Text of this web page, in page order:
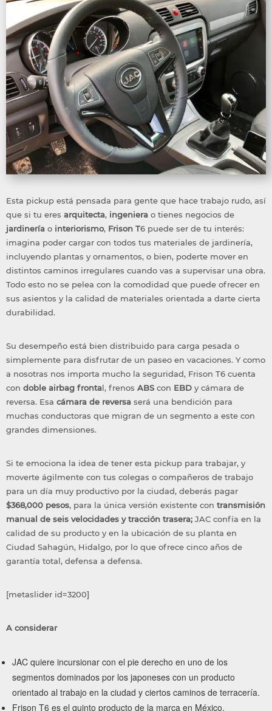
Esta pickup está pensada para gente que hace trabajo rudo, así
que si tu eres arquitecta, ingeniera o tienes negocios de
jardinería o interiorismo, Frison T6 puede ser de tu interés:
imagina poder cargar con todos tus materiales de jardinería,
incluyendo plantas y ornamentos, o bien, poderte mover en
distintos caminos irregulares cuando vas a supervisar una obra.
Todo esto no se pelea con la comodidad que puede ofrecer en
sus asientos y la calidad de materiales orientada a darte cierta
durabilidad.
Su desempeño está bien distribuido para carga pesada o
simplemente para disfrutar de un paseo en vacaciones. Y como
a nosotras nos importa mucho la seguridad, Frison T6 cuenta
con doble airbag frontal, frenos ABS con EBD y cámara de
reversa. Esa cámara de reversa será una bendición para
muchas conductoras que migran de un segmento a este con
grandes dimensiones.
Si te emociona la idea de tener esta pickup para trabajar, y
moverte ágilmente con tus colegas o compañeros de trabajo
para un día muy productivo por la ciudad, deberás pagar
$368,000 pesos, para la única versión existente con transmisión
manual de seis velocidades y tracción trasera; JAC confía en la
calidad de su producto y en la ubicación de su planta en
Ciudad Sahagún, Hidalgo, por lo que ofrece cinco años de
garantía total, defensa a defensa.
[metaslider id=3200]
A considerar
JAC quiere incursionar con el pie derecho en uno de los
segmentos dominados por los japoneses con un producto
orientado al trabajo en la ciudad y ciertos caminos de terracería.
Frison T6 es el quinto producto de la marca en México.